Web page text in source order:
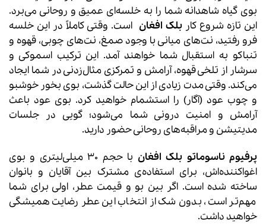
بوی گیاه شاهدانه شما را به خلسه‌ای عمیق و روحانی می‌برد.
این تازه شروع کاربلک افغان است. وقتی کاملاً در این خلسه
فرو رفتید، نت‌های میانی با وجود صمغ، نت‌های چوبی، قهوه و
تنباکو به استقبال شما خواهند آمد. این ترکیب اسموکی و
سرشار از تلخی قهوه، آرامش و تمرکزی مثال‌زدنی در شما ایجاد
می‌کند. وقتی مدت زیادی از این حالت گذشت، بوی بخور خوشبو
و چوب عود (آگار) را استشمام خواهید کرد. بوی عود باعث
آرامش و امنیت درونی شما می‌شود؛ گویی در جلسات
مدیتیشن و مراقبه‌های روحانی حضور دارید.
پرفیوم ناسوماتو بلک افغان
با حجم 30 میلی‌لیتری و بوی
اغواکننده‌اش، برای استفاده‌ی مشترک بین آقایان و بانوان
ساخته شده است. اگر بین بو و قیمت عطر، اولی برای شما
مهم‌تر است، بدون شک از انتخاب این عطر رضایت همیشگی
خواهید داشت.